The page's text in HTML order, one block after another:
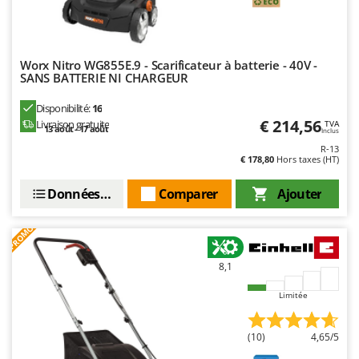
Oriental Koshin
Outdoorchef
P
Palazzetti
Palumbo Pavi
Partisani
Pramac
R.G.V.
Rato
Reber
Redback
Worx Nitro WG855E.9 - Scarificateur à batterie - 40V -
SANS BATTERIE NI CHARGEUR
Disponibilité:16
Livraison gratuite
13 août - 17 août € 214,56 TVA
Inclus
R-13
€ 178,80 Hors taxes (HT)
Ajouter
Comparer
Données techniques
PROMO
8,1
Limitée
(10) 4,65/5